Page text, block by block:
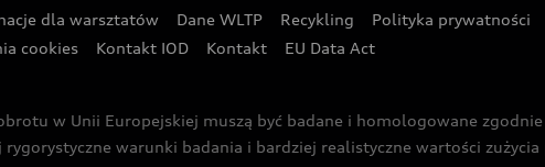
dla warsztatów Dane WLTP Recykling Polityka prywatności
cookies Kontakt IOD Kontakt EU Data Act
w Unii Europejskiej muszą być badane i homologowane
warunki badania i bardziej realistyczne wartości